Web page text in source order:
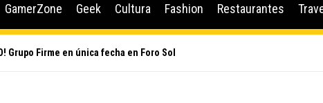
GamerZone Geek Cultura Fashion Restaurantes
Grupo Firme en única fecha en Foro Sol